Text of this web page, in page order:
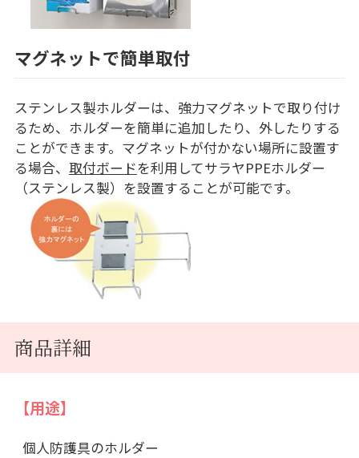
マグネットで簡単取付
ステンレス製ホルダーは、強力マグネットで取り付け
るため、ホルダーを簡単に追加したり、外したりする
ことができます。マグネットが付かない場所に設置す
る場合、 取付ボードを利用してサラヤPPEホルダー
（ステンレス製）を設置することが可能です。
商品詳細
【用途】
個人防護具のホルダー